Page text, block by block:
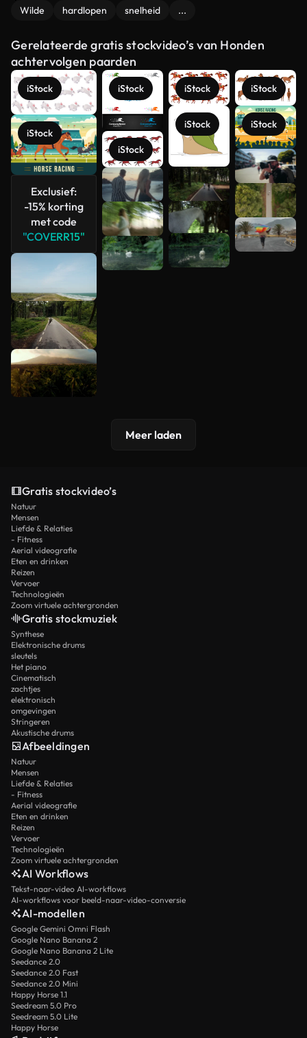
Wilde hardlopen snelheid ...
Gerelateerde gratis stockvideo’s van Honden
achtervolgen paarden
iStock
iStock
Exclusief:
-15% korting
met code
"COVERR15"
iStock
iStock
iStock
iStock
iStock
iStock
Meer
bekijken
Meer laden
Gratis stockvideo’s
Natuur
Mensen
Liefde & Relaties
- Fitness
Aerial videografie
Eten en drinken
Reizen
Vervoer
Technologieën
Zoom virtuele achtergronden
Gratis stockmuziek
Synthese
Elektronische drums
sleutels
Het piano
Cinematisch
zachtjes
elektronisch
omgevingen
Stringeren
Akustische drums
Afbeeldingen
Natuur
Mensen
Liefde & Relaties
- Fitness
Aerial videografie
Eten en drinken
Reizen
Vervoer
Technologieën
Zoom virtuele achtergronden
AI Workflows
Tekst-naar-video AI-workflows
AI-workflows voor beeld-naar-video-conversie
AI-modellen
Google Gemini Omni Flash
Google Nano Banana 2
Google Nano Banana 2 Lite
Seedance 2.0
Seedance 2.0 Fast
Seedance 2.0 Mini
Happy Horse 1.1
Seedream 5.0 Pro
Seedream 5.0 Lite
Happy Horse